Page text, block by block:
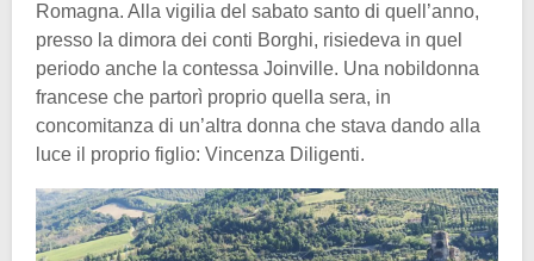
Romagna. Alla vigilia del sabato santo di quell’anno,
presso la dimora dei conti Borghi, risiedeva in quel
periodo anche la contessa Joinville. Una nobildonna
francese che partorì proprio quella sera, in
concomitanza di un’altra donna che stava dando alla
luce il proprio figlio: Vincenza Diligenti.